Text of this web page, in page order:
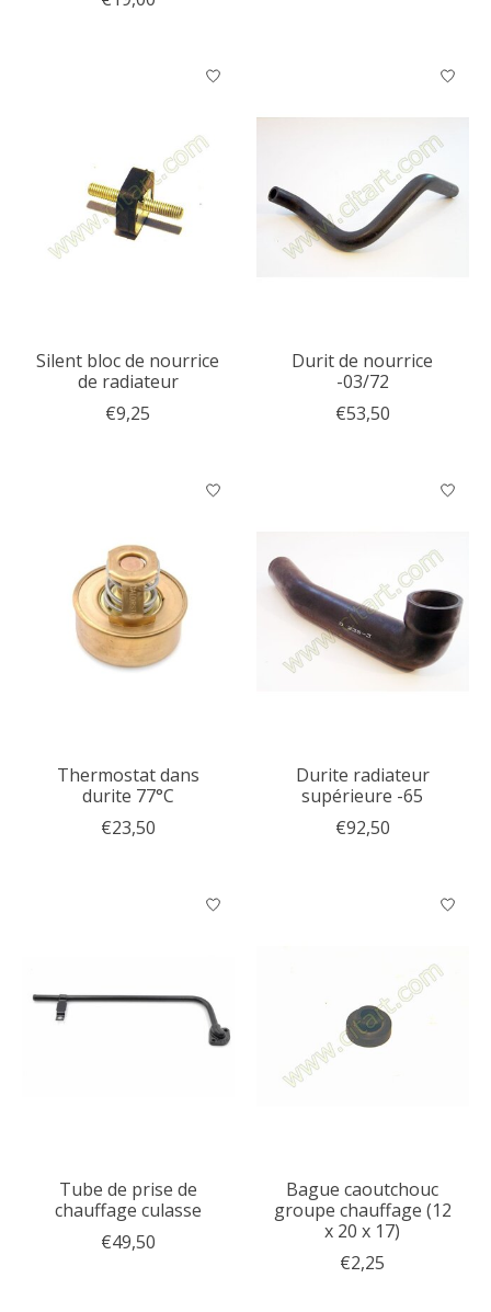
Silent bloc de nourrice
de radiateur
€9,25
Durit de nourrice
-03/72
€53,50
Thermostat dans
durite 77°C
€23,50
Durite radiateur
supérieure -65
€92,50
Tube de prise de
chauffage culasse
€49,50
Bague caoutchouc
groupe chauffage (12
x 20 x 17)
€2,25